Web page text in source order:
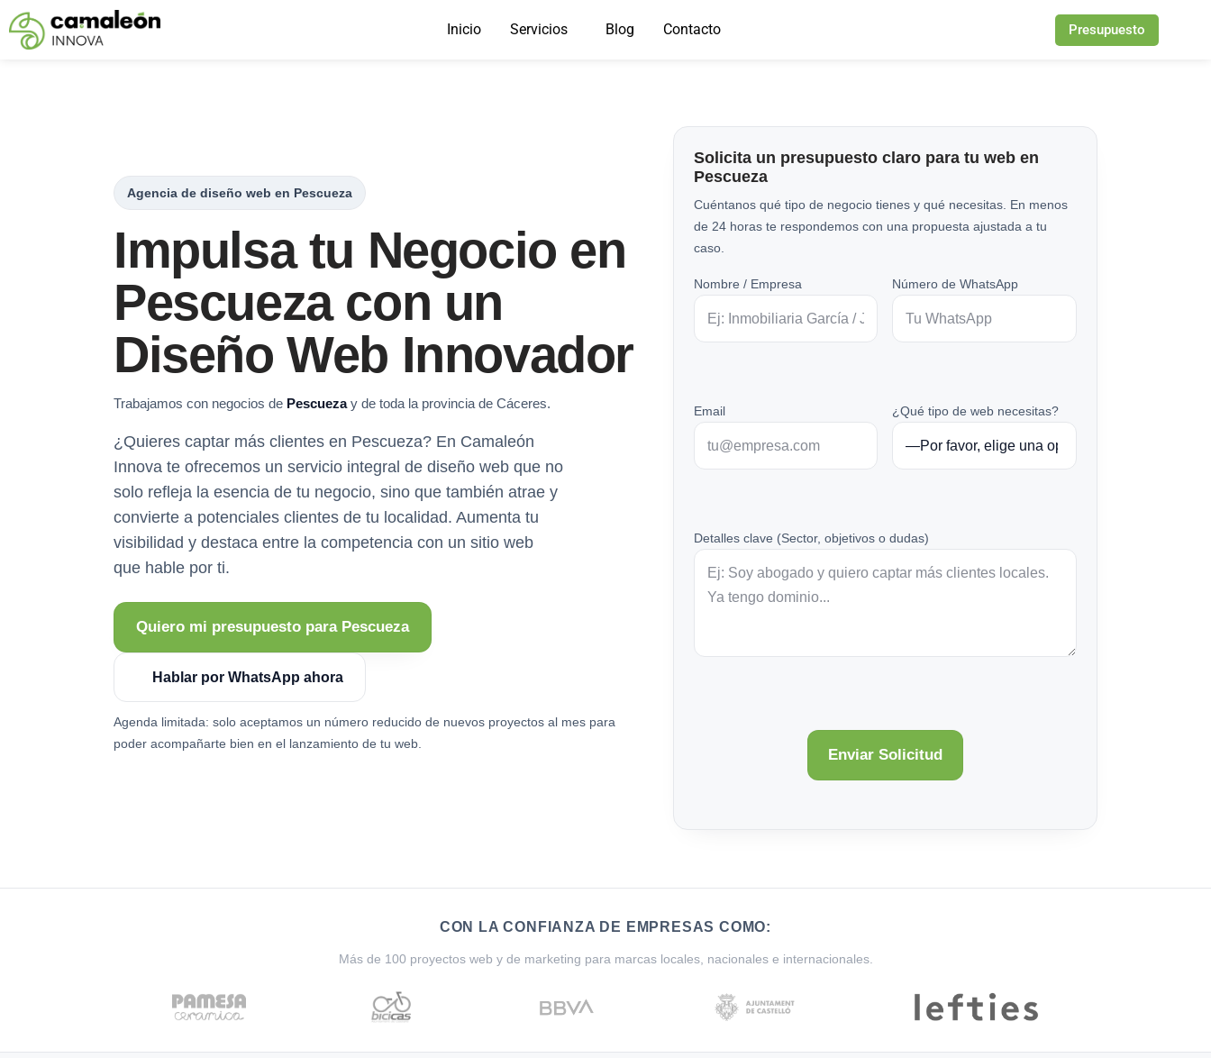
Saltar
Inicio Servicios Blog Contacto Presupuesto
Agencia de diseño web en Pescueza
Impulsa tu Negocio en
Pescueza con un
Diseño Web Innovador
Trabajamos con negocios de Pescuezay de toda la provincia de Cáceres.
¿Quieres captar más clientes en Pescueza? En Camaleón
Innova te ofrecemos un servicio integral de diseño web que no
solo refleja la esencia de tu negocio, sino que también atrae y
convierte a potenciales clientes de tu localidad. Aumenta tu
visibilidad y destaca entre la competencia con un sitio web
que hable por ti.
Quiero mi presupuesto para Pescueza
Hablar por WhatsApp ahora
Agenda limitada: solo aceptamos un número reducido de nuevos proyectos al mes para
poder acompañarte bien en el lanzamiento de tu web.
Solicita un presupuesto claro para tu web en
Pescueza
Cuéntanos qué tipo de negocio tienes y qué necesitas. En menos
de 24 horas te respondemos con una propuesta ajustada a tu
caso.
Nombre / Empresa Número de WhatsApp
Email ¿Qué tipo de web necesitas?
Detalles clave (Sector, objetivos o dudas)
CON LA CONFIANZA DE EMPRESAS COMO:
Más de 100 proyectos web y de marketing para marcas locales, nacionales e internacionales.